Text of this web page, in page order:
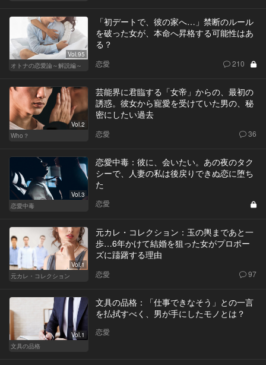
Vol.95
オトナの恋愛論～解説編～
「初デートで、彼の家へ…」禁断のルール
を破った女が、本命へ昇格する可能性はあ
る？
恋愛 210
Vol.2
Who？
芸能界に君臨する「女帝」からの、最初の
誘惑。彼女から寵愛を受けていた男の、秘
密にしたい過去
恋愛 36
Vol.3
恋愛中毒
恋愛中毒：彼に、会いたい。あの夜のタク
シーで、人妻の私は後戻りできぬ恋に堕ち
た
恋愛
Vol.1
元カレ・コレクション
元カレ・コレクション：玉の輿まであと一
歩…6年かけて結婚を狙った女がプロポー
ズに躊躇する理由
恋愛 97
Vol.1
文具の品格
文具の品格：「仕事できなそう」との一言
を払拭すべく、男が手にしたモノとは？
恋愛